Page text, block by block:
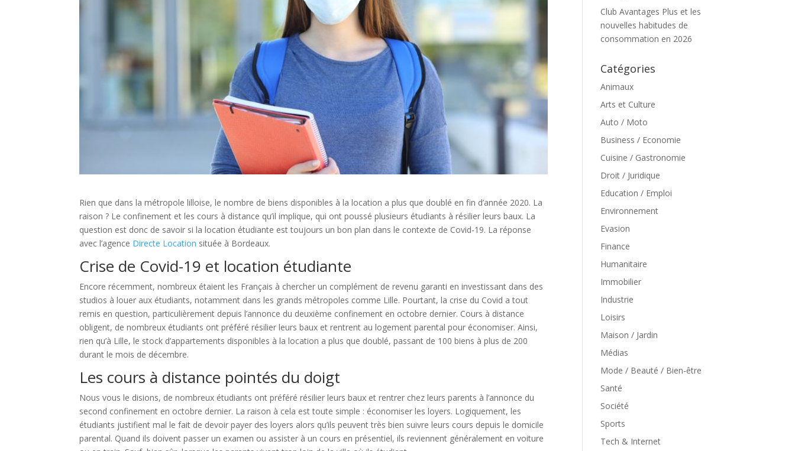
Rien que dans la métropole lilloise, le nombre de biens disponibles à la location a plus que doublé en fin d’année 2020. La
raison ? Le confinement et les cours à distance qu’il implique, qui ont poussé plusieurs étudiants à résilier leurs baux. La
question est donc de savoir si la location étudiante est toujours un bon plan dans le contexte de Covid-19. La réponse
avec l’agence Directe Location située à Bordeaux.
Crise de Covid-19 et location étudiante
Encore récemment, nombreux étaient les Français à chercher un complément de revenu garanti en investissant dans des
studios à louer aux étudiants, notamment dans les grands métropoles comme Lille. Pourtant, la crise du Covid a tout
remis en question, particulièrement depuis l’annonce du deuxième confinement en octobre dernier. Cours à distance
obligent, de nombreux étudiants ont préféré résilier leurs baux et rentrent au logement parental pour économiser. Ainsi,
rien qu’à Lille, le stock d’appartements disponibles à la location a plus que doublé, passant de 100 biens à plus de 200
durant le mois de décembre.
Les cours à distance pointés du doigt
Nous vous le disions, de nombreux étudiants ont préféré résilier leurs baux et rentrer chez leurs parents à l’annonce du
second confinement en octobre dernier. La raison à cela est toute simple : économiser les loyers. Logiquement, les
étudiants justifient mal le fait de devoir payer des loyers alors qu’ils peuvent très bien suivre leurs cours depuis le domicile
parental. Quand ils doivent passer un examen ou assister à un cours en présentiel, ils reviennent généralement en voiture
Club Avantages Plus et les
nouvelles habitudes de
consommation en 2026
Catégories
Animaux
Arts et Culture
Auto / Moto
Business / Economie
Cuisine / Gastronomie
Droit / Juridique
Education / Emploi
Environnement
Evasion
Finance
Humanitaire
Immobilier
Industrie
Loisirs
Maison / Jardin
Médias
Mode / Beauté / Bien-être
Santé
Société
Sports
Tech & Internet